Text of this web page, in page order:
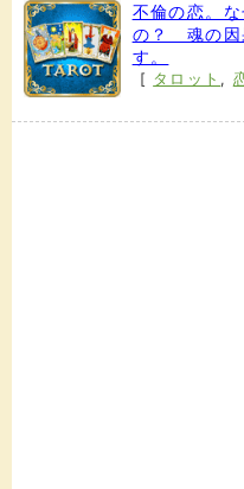
不倫の恋。
の？ 魂の因
す。
[ タロット ,